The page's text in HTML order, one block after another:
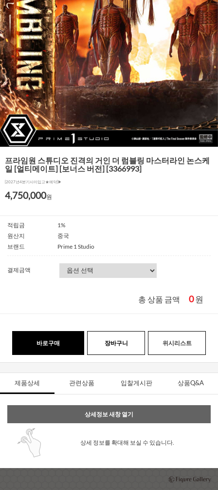
프라임원 스튜디오 진격의 거인 더 럼블링 마스터라인 논스케
일 [얼티메이트] [보너스 버전] [3366993]
[2027년4분기사이입고★예약]▶
4,750,000원
적립금
1%
원산지
중국
브랜드
Prime 1 Studio
결제금액
총 상품 금액 0원
바로구매 장바구니 위시리스트
제품상세 관련상품 입찰게시판 상품Q&A
상세정보 새창 열기
상세 정보를 확대해 보실 수 있습니다.